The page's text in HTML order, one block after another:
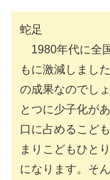
蛇足
1980年代に全
もに激減しまし
の成果なのでし
とつに少子化が
口に占めるこど
まりこどもひと
になります。そ